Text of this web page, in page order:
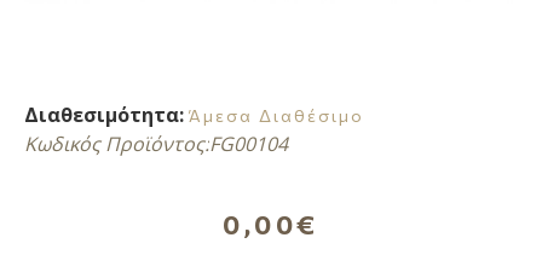
Διαθεσιμότητα: Άμεσα Διαθέσιμο
Κωδικός Προϊόντος:FG00104
0,00€